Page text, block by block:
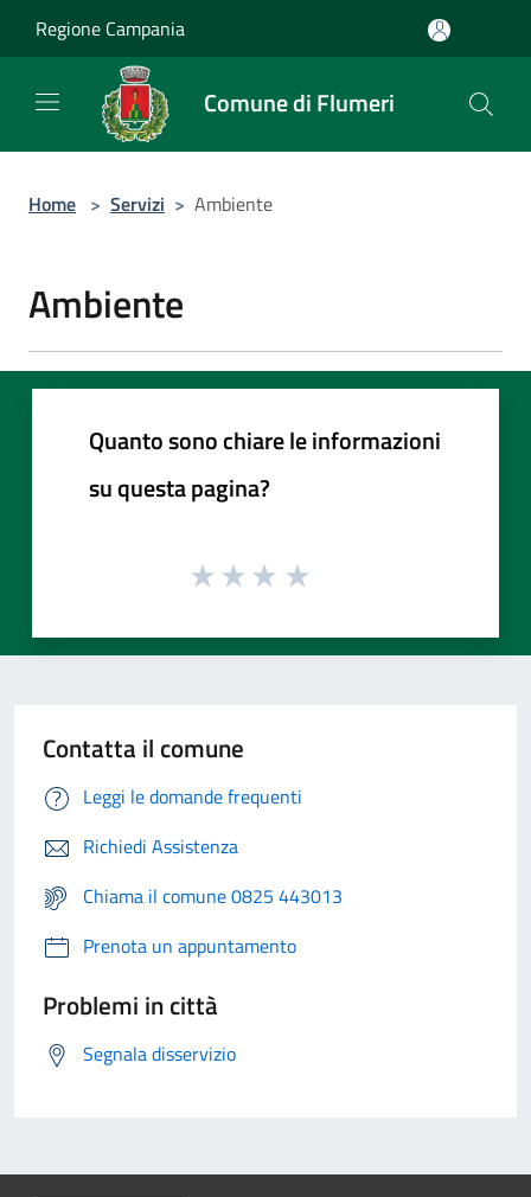
Regione Campania
Comune di Flumeri
Home > Servizi > Ambiente
Ambiente
Quanto sono chiare le informazioni
su questa pagina?
Contatta il comune
Leggi le domande frequenti
Richiedi Assistenza
Chiama il comune 0825 443013
Prenota un appuntamento
Problemi in città
Segnala disservizio